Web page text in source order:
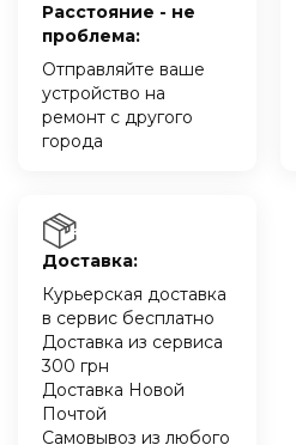
Расстояние - не
проблема:
Отправляйте ваше
устройство на
ремонт с другого
города
Доставка:
Курьерская доставка
в сервис бесплатно
Доставка из сервиса
300 грн
Доставка Новой
Почтой
Самовывоз из любого